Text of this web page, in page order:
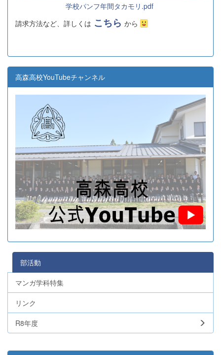
学校パンフ年間タカモリ.pdf
請求方法など、詳しくは こちら から
高森高校YouTubeチャンネル
部活動
マンガ学科特集
リンク
R8年度